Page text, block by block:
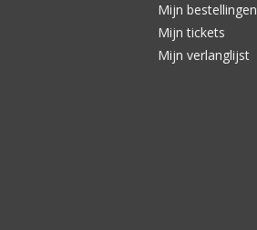
Mijn bestellingen
Mijn tickets
Mijn verlanglijst